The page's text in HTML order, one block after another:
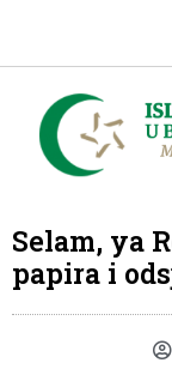
Selam, ya
papira i